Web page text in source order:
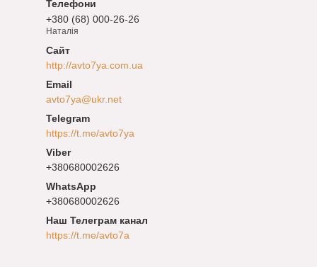
+380 (68) 000-26-26
Наталія
http://avto7ya.com.ua
avto7ya@ukr.net
https://t.me/avto7ya
+380680002626
+380680002626
Наш Телеграм канал
https://t.me/avto7a